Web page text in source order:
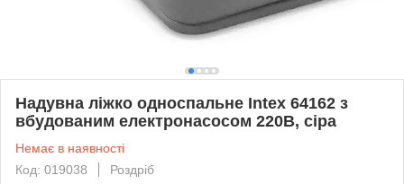
Надувна ліжко односпальне Intex 64162 з
вбудованим електронасосом 220В, сіра
Немає в наявності
Код: 019038
Роздріб